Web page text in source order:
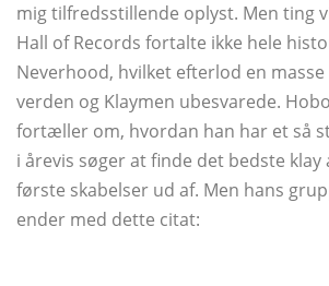
mig tilfredsstillende oplyst. Men ting
Hall of Records fortalte ikke hele
Neverhood, hvilket efterlod en
verden og Klaymen ubesvarede.
fortæller om, hvordan han har et så
i årevis søger at finde det bedste klay
første skabelser ud af. Men hans
ender med dette citat: